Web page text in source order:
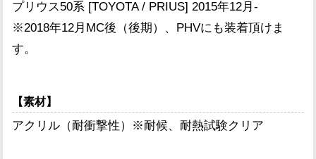
プリウス50系 [TOYOTA / PRIUS] 2015年12月-
※2018年12月MC後（後期）、PHVにも装着頂けま
す。
【素材】
アクリル（耐衝撃性）※耐候、耐熱試験クリア